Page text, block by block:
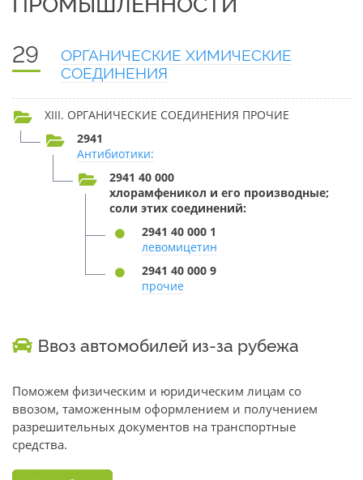
29
ОРГАНИЧЕСКИЕ ХИМИЧЕСКИЕ
СОЕДИНЕНИЯ
XIII. ОРГАНИЧЕСКИЕ СОЕДИНЕНИЯ ПРОЧИЕ
2941
Антибиотики:
2941 40 000
хлорамфеникол и его производные;
соли этих соединений:
2941 40 000 1
левомицетин
2941 40 000 9
прочие
Ввоз автомобилей из-за рубежа
Поможем физическим и юридическим лицам со
ввозом, таможенным оформлением и получением
разрешительных документов на транспортные
средства.